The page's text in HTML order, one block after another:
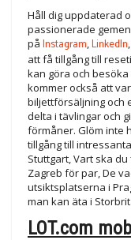
Håll dig uppdaterad
passionerade
på Instagram,LinkedIn,
att få tillgång till
kan göra och
kommer också att
biljettförsäljning och
delta i tävlingar och
förmåner. Glöm inte
tillgång till
Stuttgart, Vart ska
Zagreb för par, De
utsiktsplatserna i
man kan äta i
LOT.com